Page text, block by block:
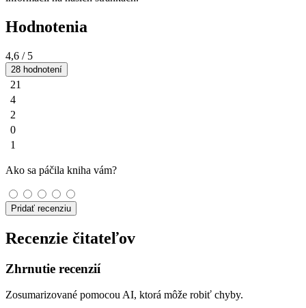
Hodnotenia
4,6 / 5
28 hodnotení
21
4
2
0
1
Ako sa páčila kniha vám?
Pridať recenziu
Recenzie čitateľov
Zhrnutie recenzií
Zosumarizované pomocou AI, ktorá môže robiť chyby.